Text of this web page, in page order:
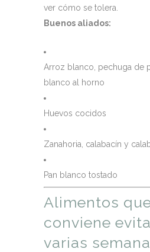
ver cómo se tolera.
Buenos aliados:
Arroz blanco, pechuga de
blanco al horno
Huevos cocidos
Zanahoria, calabacín y
Pan blanco tostado
Alimentos
conviene
varias